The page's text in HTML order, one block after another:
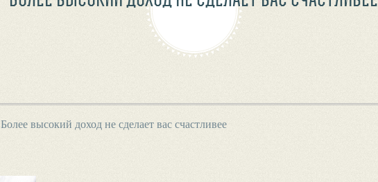
Более высокий доход не сделает вас счастливее